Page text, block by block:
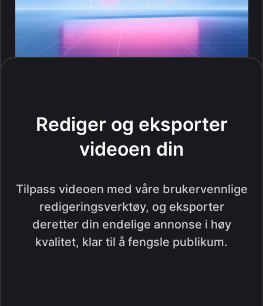
Rediger og eksporter
videoen din
Tilpass videoen med våre brukervennlige
redigeringsverktøy, og eksporter
deretter din endelige annonse i høy
kvalitet, klar til å fengsle publikum.